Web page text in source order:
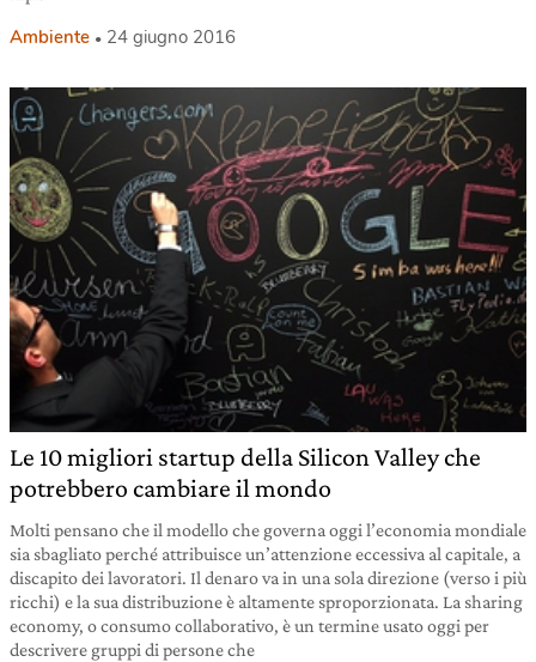
Ambiente 24 giugno 2016
Le 10 migliori startup della Silicon Valley che
potrebbero cambiare il mondo
Molti pensano che il modello che governa oggi l’economia mondiale
sia sbagliato perché attribuisce un’attenzione eccessiva al capitale, a
discapito dei lavoratori. Il denaro va in una sola direzione (verso i più
ricchi) e la sua distribuzione è altamente sproporzionata. La sharing
economy, o consumo collaborativo, è un termine usato oggi per
descrivere gruppi di persone che